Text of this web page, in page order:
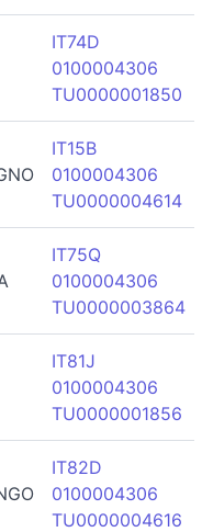
IT74D
0100004306
TU0000001850
IT15B
0100004306
TU0000004614
IT75Q
0100004306
TU0000003864
IT81J
0100004306
TU0000001856
IT82D
0100004306
TU0000004616